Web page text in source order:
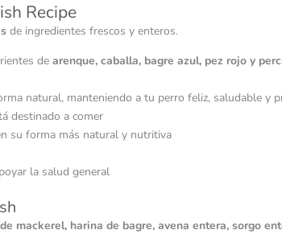
Recipe
de ingredientes frescos y enteros.
de arenque, caballa, bagre azul, pez rojo y
natural, manteniendo a tu perro feliz, saludable y
destinado a comer
su forma más natural y nutritiva
la salud general
mackerel, harina de bagre, avena entera, sorgo